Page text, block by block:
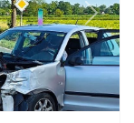
Next